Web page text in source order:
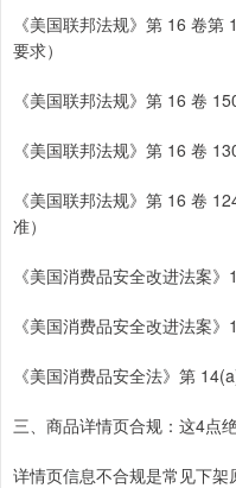
《美国联邦法规》第 16 卷
要求）
《美国联邦法规》第 16 卷
《美国联邦法规》第 16 卷
《美国联邦法规》第 16 卷
准）
《美国消费品安全改进法案》
《美国消费品安全改进法案
《美国消费品安全法》第
三、商品详情页合规：这4点
详情页信息不合规是常见下